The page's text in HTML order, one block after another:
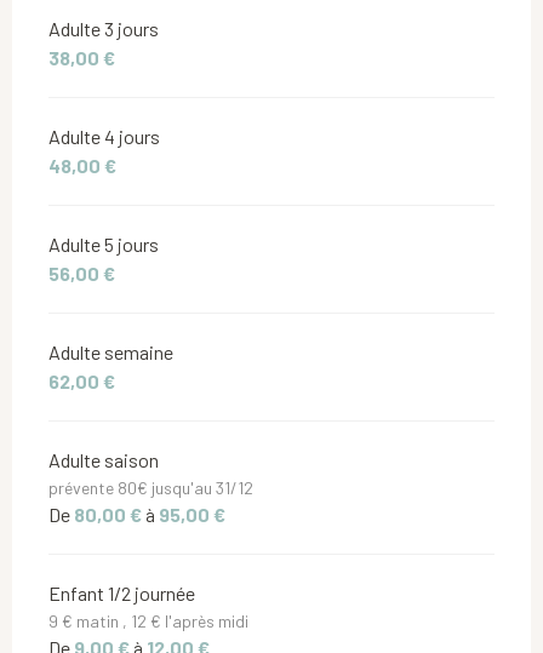
Adulte 3 jours
38,00 €
Adulte 4 jours
48,00 €
Adulte 5 jours
56,00 €
Adulte semaine
62,00 €
Adulte saison
prévente 80€ jusqu'au 31/12
De 80,00 € à 95,00 €
Enfant 1/2 journée
9 € matin , 12 € l'après midi
De 9,00 € à 12,00 €